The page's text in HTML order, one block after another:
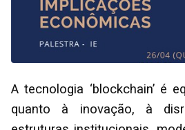
A tecnologia ‘blockchain’ é
quanto à inovação, à